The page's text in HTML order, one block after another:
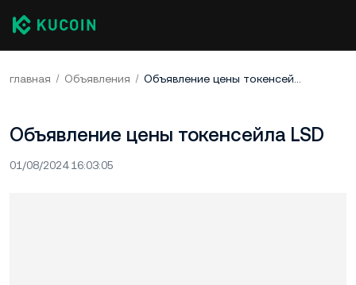
главная Объявления Объявление цены токенсейла LSD
Объявление цены токенсейла LSD
01/08/2024 16:03:05